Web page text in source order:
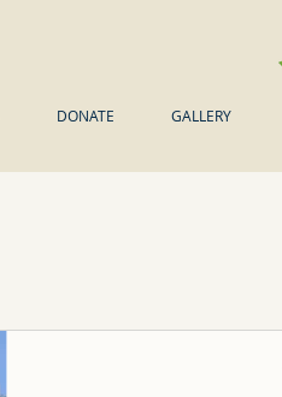
DONATE GALLERY